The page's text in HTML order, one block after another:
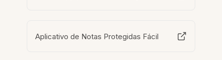
Aplicativo de Notas Protegidas Fácil